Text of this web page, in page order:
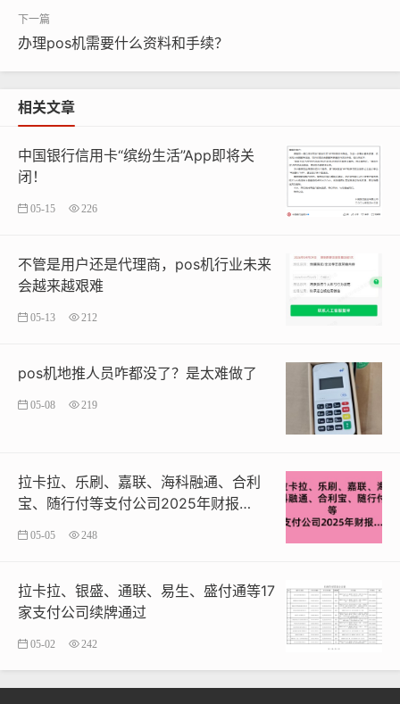
骗取钱财等违法活动，严重侵害了广大用户的合法权益及
我司的品牌声誉。为澄清事实，防范风险，我司现郑重声
一，我司所有终端设备更换，费率调整等业务，均未授权
任何第三方机构或个人通过电话，
短信等形式开展。请广大用户提高警惕，切勿轻信不明来
源的电话，短信及推广信息。
二，为保障您的资金与信息安全，请切勿应不明身份人员
的要求，随意更换终端设备，泄露终端设备信息或个人信
交易的行为，我司将依法追究其法律责任。
四，提醒广大用户，务必通过正规渠道办理相关业务。如
自身财产安全。
五，银盛支付官方渠道
银盛支付官方微信公众号：银盛支付(yinsheng518)，银
盛支付官方(YSZFGS)
银盛支付官方客服热线：10108989
办理pos机需要什么资料和手续？
相关文章
中国银行信用卡“缤纷生活”App即将关
闭！
05-15 226
不管是用户还是代理商，pos机行业未来
会越来越艰难
05-13 212
pos机地推人员咋都没了？是太难做了
05-08 219
拉卡拉、乐刷、嘉联、海科融通、合利
宝、随行付等支付公司2025年财报…
05-05 248
拉卡拉、银盛、通联、易生、盛付通等17
家支付公司续牌通过
05-02 242